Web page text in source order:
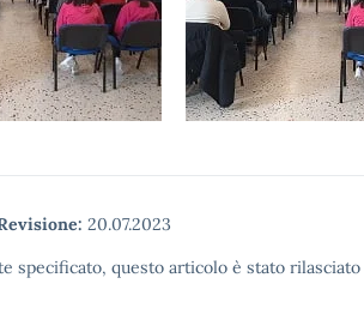
20.07.2023
specificato, questo articolo è stato